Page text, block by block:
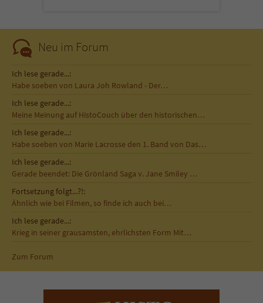
Neu im Forum
Ich lese gerade...:
Habe soeben von Laura Joh Rowland - Der…
Ich lese gerade...:
Meine Meinung auf HistoCouch über den historischen…
Ich lese gerade...:
Habe soeben von Marie Lacrosse den 1. Band von Das…
Ich lese gerade...:
Gerade beendet: Die Grönland Saga v. Jane Smiley …
Fortsetzung folgt...?!:
Ähnlich wie bei Filmen, so finde ich auch bei…
Ich lese gerade...:
Krieg in seiner grausamsten, ehrlichsten Form Mit…
Zum Forum